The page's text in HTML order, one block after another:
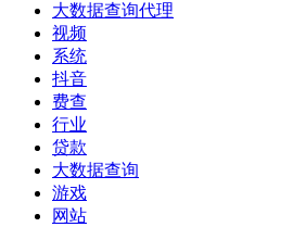
大数据查询代理
视频
系统
抖音
费查
行业
贷款
大数据查询
游戏
网站